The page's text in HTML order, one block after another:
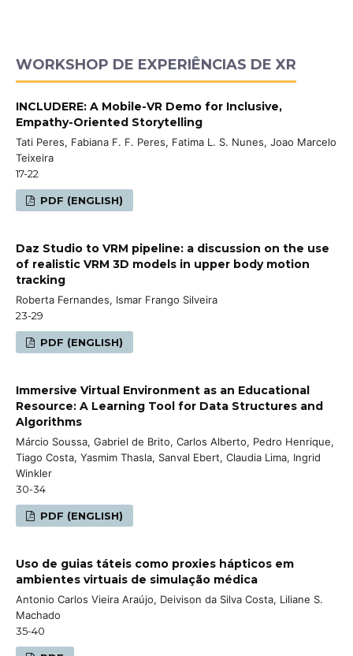
WORKSHOP DE EXPERIÊNCIAS DE XR
INCLUDERE: A Mobile-VR Demo for Inclusive,
Empathy-Oriented Storytelling
Tati Peres, Fabiana F. F. Peres, Fatima L. S. Nunes, Joao Marcelo
Teixeira
17-22
PDF (ENGLISH)
Daz Studio to VRM pipeline: a discussion on the use
of realistic VRM 3D models in upper body motion
tracking
Roberta Fernandes, Ismar Frango Silveira
23-29
PDF (ENGLISH)
Immersive Virtual Environment as an Educational
Resource: A Learning Tool for Data Structures and
Algorithms
Márcio Soussa, Gabriel de Brito, Carlos Alberto, Pedro Henrique,
Tiago Costa, Yasmim Thasla, Sanval Ebert, Claudia Lima, Ingrid
Winkler
30-34
PDF (ENGLISH)
Uso de guias táteis como proxies hápticos em
ambientes virtuais de simulação médica
Antonio Carlos Vieira Araújo, Deivison da Silva Costa, Liliane S.
Machado
35-40